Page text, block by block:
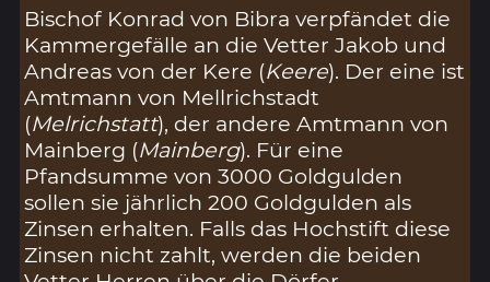
Bischof Konrad von Bibra verpfändet die
Kammergefälle an die Vetter Jakob und
Andreas von der Kere (Keere). Der eine ist
Amtmann von Mellrichstadt
(Melrichstatt), der andere Amtmann von
Mainberg (Mainberg). Für eine
Pfandsumme von 3000 Goldgulden
sollen sie jährlich 200 Goldgulden als
Zinsen erhalten. Falls das Hochstift diese
Zinsen nicht zahlt, werden die beiden